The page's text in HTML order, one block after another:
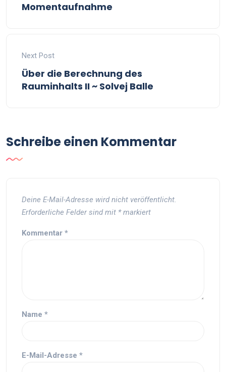
Momentaufnahme
Next Post
Über die Berechnung des
Rauminhalts II ~ Solvej Balle
Schreibe einen Kommentar
Deine E-Mail-Adresse wird nicht veröffentlicht.
Erforderliche Felder sind mit *markiert
Kommentar *
Name *
E-Mail-Adresse *